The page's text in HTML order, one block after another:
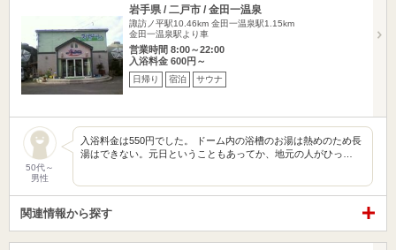
岩手県 / 二戸市 / 金田一温泉
諏訪ノ平駅10.46km 金田一温泉駅1.15km
金田一温泉駅より車
営業時間 8:00～22:00
入浴料金 600円～
日帰り 宿泊 サウナ
50代～
男性
入浴料金は550円でした。 ドーム内の浴槽のお湯は熱めのため長
湯はできない。元日ということもあってか、地元の人がひっ…
関連情報から探す